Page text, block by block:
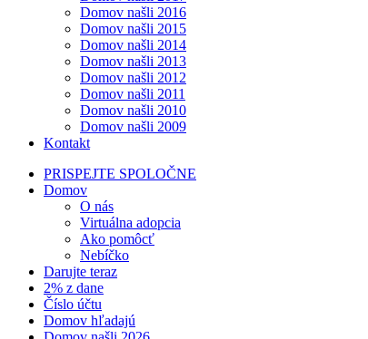
Domov našli 2016
Domov našli 2015
Domov našli 2014
Domov našli 2013
Domov našli 2012
Domov našli 2011
Domov našli 2010
Domov našli 2009
Kontakt
PRISPEJTE SPOLOČNE
Domov
O nás
Virtuálna adopcia
Ako pomôcť
Nebíčko
Darujte teraz
2% z dane
Číslo účtu
Domov hľadajú